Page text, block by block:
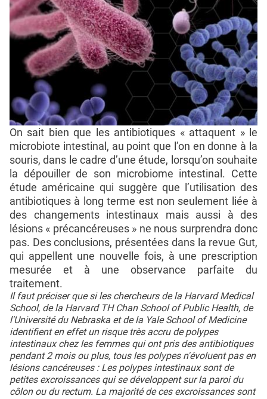
On sait bien que les antibiotiques « attaquent » le
microbiote intestinal, au point que l’on en donne à la
souris, dans le cadre d’une étude, lorsqu’on souhaite
la dépouiller de son microbiome intestinal. Cette
étude américaine qui suggère que l’utilisation des
antibiotiques à long terme est non seulement liée à
des changements intestinaux mais aussi à des
lésions « précancéreuses » ne nous surprendra donc
pas. Des conclusions, présentées dans la revue Gut,
qui appellent une nouvelle fois, à une prescription
mesurée et à une observance parfaite du
traitement.
Il faut préciser que si les chercheurs de la Harvard Medical
School, de la Harvard TH Chan School of Public Health, de
l'Université du Nebraska et de la Yale School of Medicine
identifient en effet un risque très accru de polypes
intestinaux chez les femmes qui ont pris des antibiotiques
pendant 2 mois ou plus, tous les polypes n'évoluent pas en
lésions cancéreuses : Les polypes intestinaux sont de
petites excroissances qui se développent sur la paroi du
côlon ou du rectum. La majorité de ces excroissances sont